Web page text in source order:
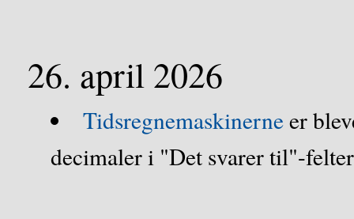
26. april 2026
Tidsregnemaskinerneer
decimaler i "Det svarer til"-